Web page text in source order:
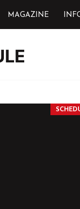
MAGAZINE